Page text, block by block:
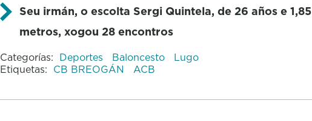
Seu irmán, o escolta Sergi Quintela, de 26 años e 1,85
metros, xogou 28 encontros
Categorías: Deportes Baloncesto
Lugo
Etiquetas: CB BREOGÁN ACB